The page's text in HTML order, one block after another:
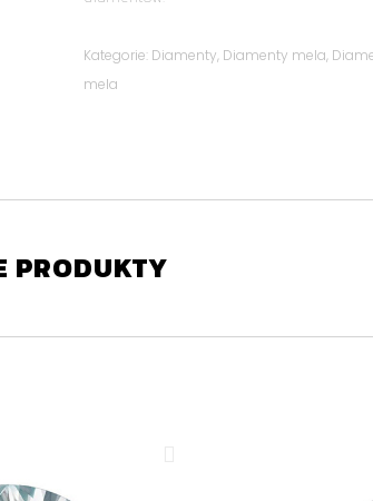
Kategorie: Diamenty, Diamenty mela,
mela
PRODUKTY